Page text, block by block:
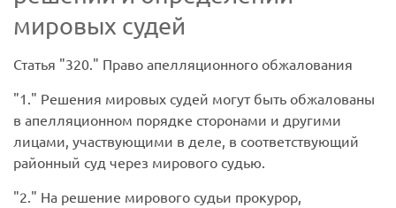
мировых судей
Статья 320.
Право апелляционного обжалования
1.
Решения мировых судей могут быть обжалованы
в апелляционном порядке сторонами и другими
лицами, участвующими в деле, в соответствующий
районный суд через мирового судью.
2.
На решение мирового судьи прокурор,